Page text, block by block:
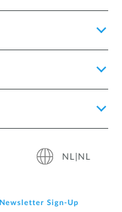
NL|NL
Newsletter Sign‑Up